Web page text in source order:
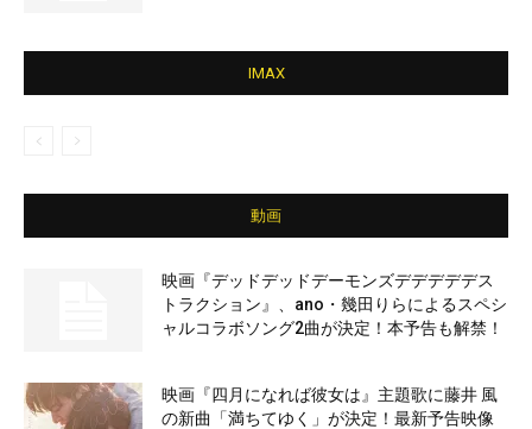
IMAX
動画
映画『デッドデッドデーモンズデデデデデス
トラクション』、ano・幾田りらによるスペシ
ャルコラボソング2曲が決定！本予告も解禁！
映画『四月になれば彼女は』主題歌に藤井 風
の新曲「満ちてゆく」が決定！最新予告映像